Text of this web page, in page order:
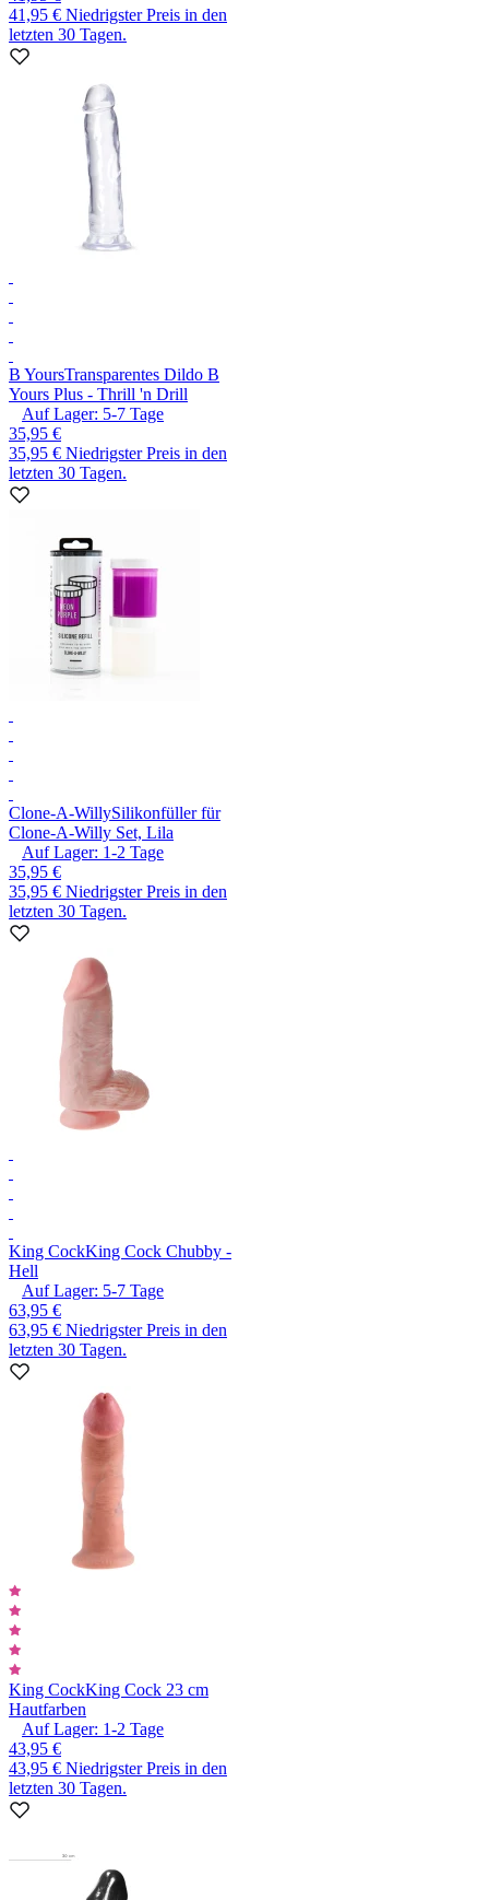
41,95 € Niedrigster Preis in den
letzten 30 Tagen.
B YoursTransparentes Dildo B
Yours Plus - Thrill 'n Drill
Auf Lager: 5-7 Tage
35,95 €
35,95 € Niedrigster Preis in den
letzten 30 Tagen.
Clone-A-WillySilikonfüller für
Clone-A-Willy Set, Lila
Auf Lager: 1-2 Tage
35,95 €
35,95 € Niedrigster Preis in den
letzten 30 Tagen.
King CockKing Cock Chubby -
Hell
Auf Lager: 5-7 Tage
63,95 €
63,95 € Niedrigster Preis in den
letzten 30 Tagen.
King CockKing Cock 23 cm
Hautfarben
Auf Lager: 1-2 Tage
43,95 €
43,95 € Niedrigster Preis in den
letzten 30 Tagen.